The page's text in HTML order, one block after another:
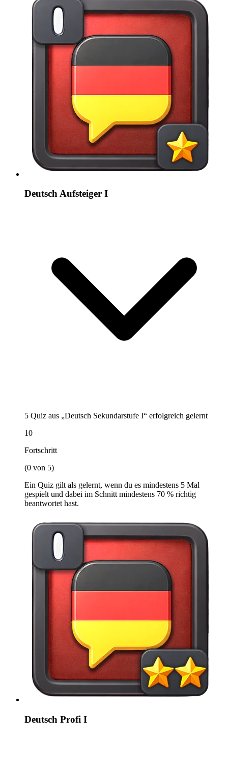
Deutsch Aufsteiger I
5 Quiz aus „Deutsch Sekundarstufe I“ erfolgreich gelernt
10
Fortschritt
(0 von 5)
Ein Quiz gilt als gelernt, wenn du es mindestens 5 Mal
gespielt und dabei im Schnitt mindestens 70 % richtig
beantwortet hast.
Deutsch Profi I